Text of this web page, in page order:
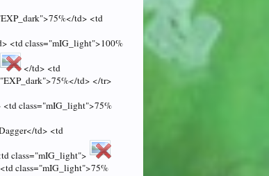
td> <td
<td class="mIG_light">100%
</td> <td
td> </tr>
class="mIG_light">75%
td> <td
class="mIG_light">
class="mIG_light">75%